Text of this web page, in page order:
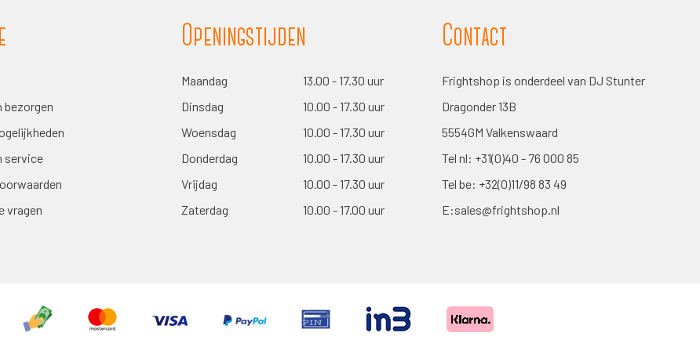
bezorgen
service
vragen
Openingstijden
Maandag
13.00 - 17.30 uur
Dinsdag
10.00 - 17.30 uur
Woensdag
10.00 - 17.30 uur
Donderdag
10.00 - 17.30 uur
Vrijdag
10.00 - 17.30 uur
Zaterdag
10.00 - 17.00 uur
Contact
Frightshop is onderdeel van DJ Stunter
Dragonder 13B
5554GM Valkenswaard
Tel nl: +31(0)40 - 76 000 85
Tel be: +32(0)11/98 83 49
E:sales@frightshop.nl